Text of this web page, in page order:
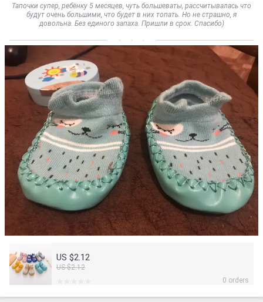
Тапочки супер, ребёнку 5 месяцев, чуть большеваты, рассчитывалась что
будут очень большими, что будет в них топать. Но не страшно, я
довольна. Без единого запаха. Пришли в срок. Спасибо)
US $2.12
US $2.12
0 orders